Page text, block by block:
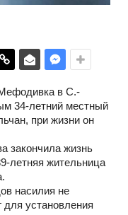
в С.-
34-летний местный
при жизни он
закончила жизнь
летняя жительница
насилия не
установления